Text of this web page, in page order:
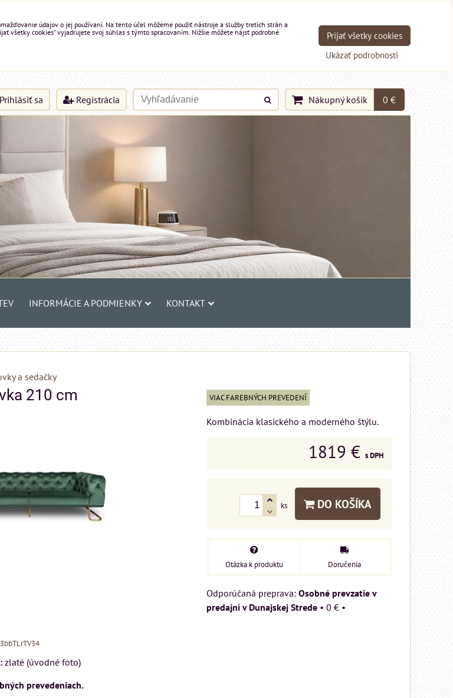
sa Registrácia Nákupný košík 0 €
INFORMÁCIE A PODMIENKY KONTAKT
a sedačky
210 cm VIAC FAREBNÝCH PREVEDENÍ
Kombinácia klasického a moderného štýlu.
1819 € s DPH
ks DO KOŠÍKA
Otázka k produktu Doručenia
Osobné prevzatie v
predajni v Dunajskej Strede • 0 € •
zlaté (úvodné foto)
prevedeniach.
údajov o jej používaní. Na tento účel môžeme použiť nástroje a služby tretích strán a
všetky cookies“ vyjadrujete svoj súhlas s týmto spracovaním. Nižšie môžete nájsť podrobné
Ukázať podrobnosti
Prijať všetky cookies